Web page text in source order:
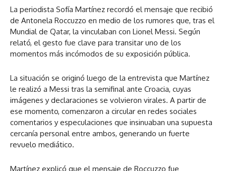
La periodista Sofía Martínez recordó el mensaje que recibió
de Antonela Roccuzzo en medio de los rumores que, tras el
Mundial de Qatar, la vinculaban con Lionel Messi. Según
relató, el gesto fue clave para transitar uno de los
momentos más incómodos de su exposición pública.
La situación se originó luego de la entrevista que Martínez
le realizó a Messi tras la semifinal ante Croacia, cuyas
imágenes y declaraciones se volvieron virales. A partir de
ese momento, comenzaron a circular en redes sociales
comentarios y especulaciones que insinuaban una supuesta
cercanía personal entre ambos, generando un fuerte
revuelo mediático.
Martínez explicó que el mensaje de Roccuzzo fue